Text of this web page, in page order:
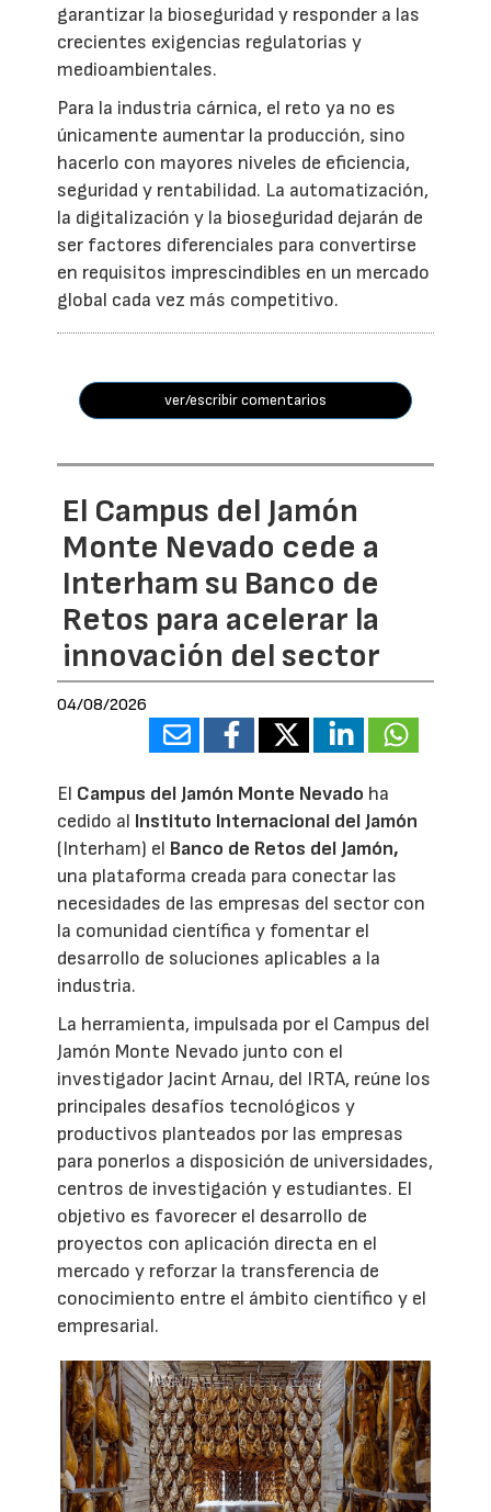
garantizar la bioseguridad y responder a las
crecientes exigencias regulatorias y
medioambientales.
Para la industria cárnica, el reto ya no es
únicamente aumentar la producción, sino
hacerlo con mayores niveles de eficiencia,
seguridad y rentabilidad. La automatización,
la digitalización y la bioseguridad dejarán de
ser factores diferenciales para convertirse
en requisitos imprescindibles en un mercado
global cada vez más competitivo.
ver/escribir comentarios
El Campus del Jamón
Monte Nevado cede a
Interham su Banco de
Retos para acelerar la
innovación del sector
04/08/2026
El Campus del Jamón Monte Nevado ha
cedido al Instituto Internacional del Jamón
(Interham) el Banco de Retos del Jamón,
una plataforma creada para conectar las
necesidades de las empresas del sector con
la comunidad científica y fomentar el
desarrollo de soluciones aplicables a la
industria.
La herramienta, impulsada por el Campus del
Jamón Monte Nevado junto con el
investigador Jacint Arnau, del IRTA, reúne los
principales desafíos tecnológicos y
productivos planteados por las empresas
para ponerlos a disposición de universidades,
centros de investigación y estudiantes. El
objetivo es favorecer el desarrollo de
proyectos con aplicación directa en el
mercado y reforzar la transferencia de
conocimiento entre el ámbito científico y el
empresarial.